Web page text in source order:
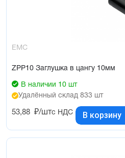
EMC
ZPP10 Заглушка в цангу 10мм
В наличии 10 шт
Удалённый склад 833 шт
53,88 ₽/штс НДС В корзину